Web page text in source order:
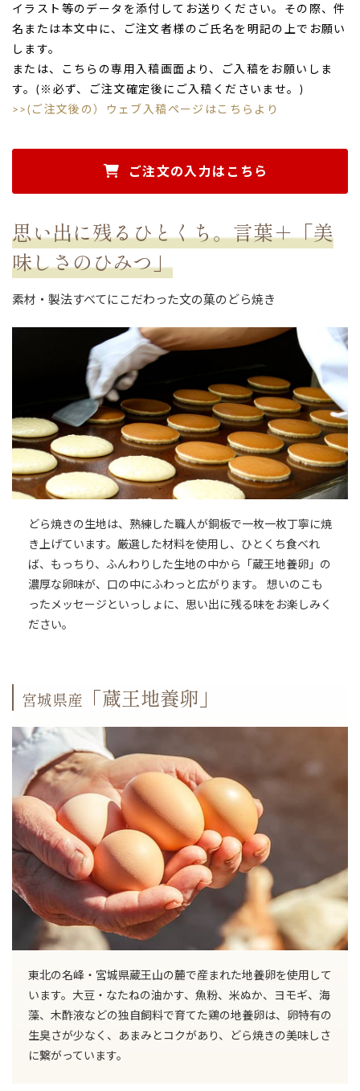
イラスト等のデータを添付してお送りください。その際、件
名または本文中に、ご注文者様のご氏名を明記の上でお願い
します。
または、こちらの専用入稿画面より、ご入稿をお願いしま
す。(※必ず、ご注文確定後にご入稿くださいませ。)
>>(ご注文後の）ウェブ入稿ページはこちらより
ご注文の入力はこちら
思い出に残るひとくち。言葉＋「美
味しさのひみつ」
素材・製法すべてにこだわった文の菓のどら焼き
どら焼きの生地は、熟練した職人が銅板で一枚一枚丁寧に焼
き上げています。厳選した材料を使用し、ひとくち食べれ
ば、もっちり、ふんわりした生地の中から「蔵王地養卵」の
濃厚な卵味が、口の中にふわっと広がります。 想いのこも
ったメッセージといっしょに、思い出に残る味をお楽しみく
ださい。
宮城県産 「蔵王地養卵」
東北の名峰・宮城県蔵王山の麓で産まれた地養卵を使用して
います。大豆・なたねの油かす、魚粉、米ぬか、ヨモギ、海
藻、木酢液などの独自飼料で育てた鶏の地養卵は、卵特有の
生臭さが少なく、あまみとコクがあり、どら焼きの美味しさ
に繋がっています。